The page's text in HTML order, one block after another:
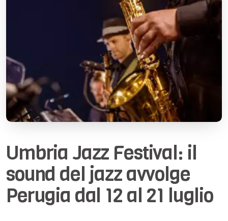
Umbria Jazz Festival: il
sound del jazz avvolge
Perugia dal 12 al 21 luglio